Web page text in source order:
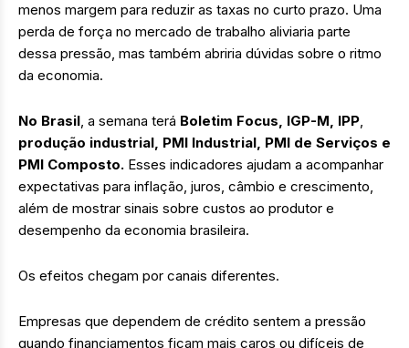
menos margem para reduzir as taxas no curto prazo. Uma
perda de força no mercado de trabalho aliviaria parte
dessa pressão, mas também abriria dúvidas sobre o ritmo
da economia.
No Brasil, a semana terá Boletim Focus, IGP-M, IPP,
produção industrial, PMI Industrial, PMI de Serviços e
PMI Composto. Esses indicadores ajudam a acompanhar
expectativas para inflação, juros, câmbio e crescimento,
além de mostrar sinais sobre custos ao produtor e
desempenho da economia brasileira.
Os efeitos chegam por canais diferentes.
Empresas que dependem de crédito sentem a pressão
quando financiamentos ficam mais caros ou difíceis de